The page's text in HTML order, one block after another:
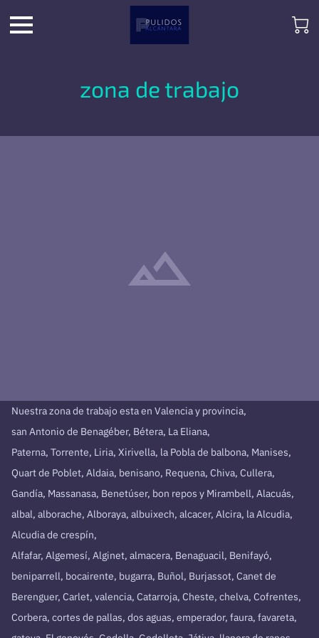
zona de trabajo
Nuestra zona de trabajo esta en Valencia y provincia,
san Antonio de Benagéber, Bétera, La Eliana,
Paterna, Torrente, Liria, Xirivella, la Pobla de balbona, Manises,
Quart de Poblet, Aldaia, benisano, Requena, Chiva, Cullera,
Gandía, Massanasa, Benetúser, bon repos y Mirambell, Alacuás,
albal, alborache, Alboraya, albuixech, alcacer, Alcira, la Alcudia,
Alcudia de crespín,
Alfafar, Algemesí, Alginet, almacera, Benaguacil, Benifayó,
beniparrell, bocairente, bugarra, Buñol, Burjassot, Canet de
Berenguer, Carlet, valencia, Catarroja, Cheste, chelva, Cofrentes,
Corbera, cortes de pallas, dos aguas, emperador, faura, favareta,